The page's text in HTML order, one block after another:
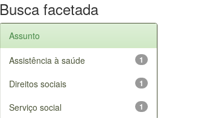
Busca facetada
Assunto
1
Assistência à saúde
1
Direitos sociais
1
Serviço social